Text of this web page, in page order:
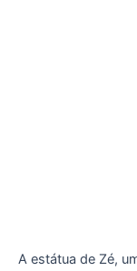
A estátua de Zé,